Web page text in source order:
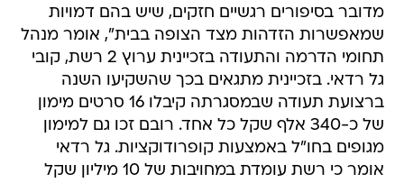
מדובר בסיפורים רגשיים חזקים, שיש בהם דמויות
שמאפשרות הזדהות מצד הצופה בבית", אומר מנהל
תחומי הדרמה והתעודה בזכיינית ערוץ 2 רשת, קובי
גל רדאי. בזכיינית מתגאים בכך שהשקיעו השנה
ברצועת תעודה שבמסגרתה קיבלו 16 סרטים מימון
של כ-340 אלף שקל כל אחד. רובם זכו גם למימון
מגופים בחו"ל באמצעות קופרודוקציות. גל רדאי
אומר כי רשת עומדת במחויבות של 10 מיליון שקל